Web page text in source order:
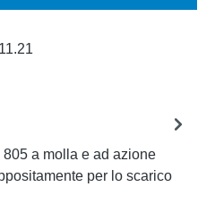
a molla e ad azione
per lo scarico